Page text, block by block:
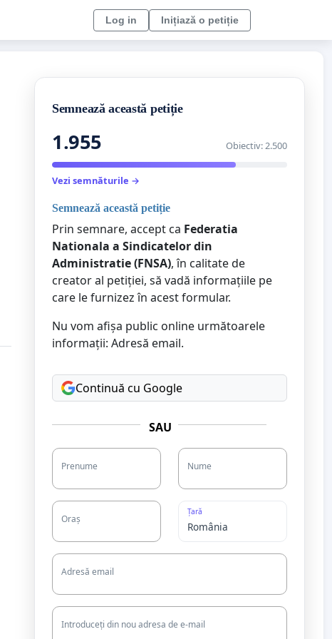
Log in Inițiază o petiție
Semnează această petiție
1.955 Obiectiv: 2.500
Vezi semnăturile →
Semnează această petiție
Prin semnare, accept ca Federatia
Nationala a Sindicatelor din
Administratie (FNSA), în calitate de
creator al petiției, să vadă informațiile pe
care le furnizez în acest formular.
Nu vom afișa public online următoarele
informații: Adresă email.
Continuă cu Google
SAU
Prenume Nume
Oraș
Țară
Adresă email
Introduceți din nou adresa de e-mail